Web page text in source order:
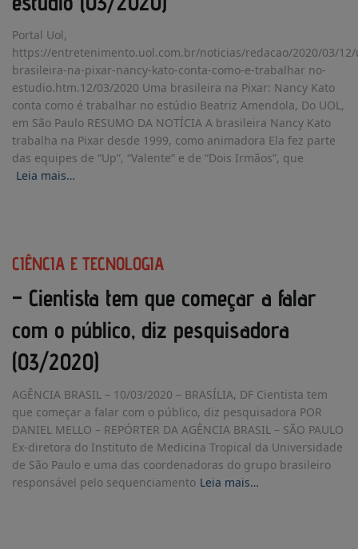
Portal Uol,
https://entretenimento.uol.com.br/noticias/redacao/2020/03/
brasileira-na-pixar-nancy-kato-conta-como-e-trabalhar no-
estudio.htm.12/03/2020 Uma brasileira na Pixar: Nancy Kato
conta como é trabalhar no estúdio Beatriz Amendola, Do UOL,
em São Paulo RESUMO DA NOTÍCIA A brasileira Nancy Kato
trabalha na Pixar desde 1999, como animadora Ela fez parte
das equipes de “Up”, “Valente” e de “Dois Irmãos”, que
Leia mais…
CIÊNCIA E TECNOLOGIA
– Cientista tem que começar a falar
com o público, diz pesquisadora
(03/2020)
AGÊNCIA BRASIL – 10/03/2020 – BRASÍLIA, DF Cientista tem
que começar a falar com o público, diz pesquisadora POR
DANIEL MELLO – REPÓRTER DA AGÊNCIA BRASIL – SÃO PAULO
Ex-diretora do Instituto de Medicina Tropical da Universidade
de São Paulo e uma das coordenadoras do grupo brasileiro
responsável pelo sequenciamento Leia mais…